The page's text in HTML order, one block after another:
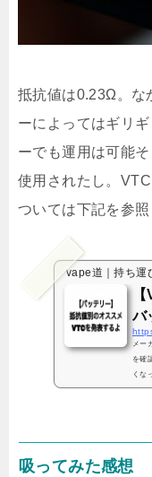
抵抗値は0.23Ω。な
ーによってはギリ
ーでも運用は可能
使用されたし。
ついては下記を参照
vape道｜持ち運
バ
メー
を確
くな
問題
吸ってみた感想